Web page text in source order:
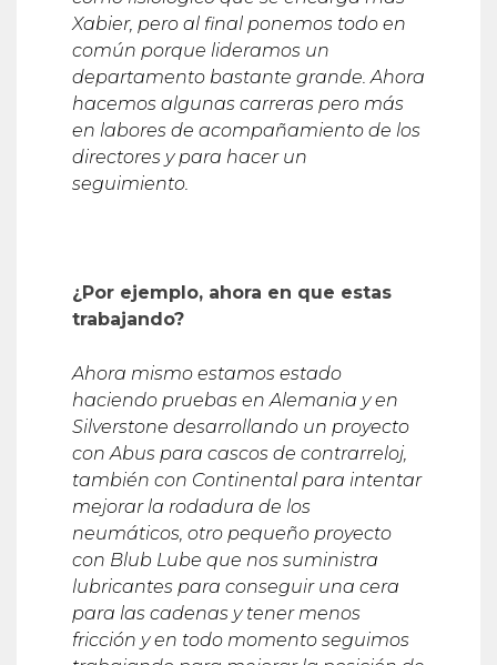
Xabier, pero al final ponemos todo en
común porque lideramos un
departamento bastante grande. Ahora
hacemos algunas carreras pero más
en labores de acompañamiento de los
directores y para hacer un
seguimiento.
¿Por ejemplo, ahora en que estas
trabajando?
Ahora mismo estamos estado
haciendo pruebas en Alemania y en
Silverstone desarrollando un proyecto
con Abus para cascos de contrarreloj,
también con Continental para intentar
mejorar la rodadura de los
neumáticos, otro pequeño proyecto
con Blub Lube que nos suministra
lubricantes para conseguir una cera
para las cadenas y tener menos
fricción y en todo momento seguimos